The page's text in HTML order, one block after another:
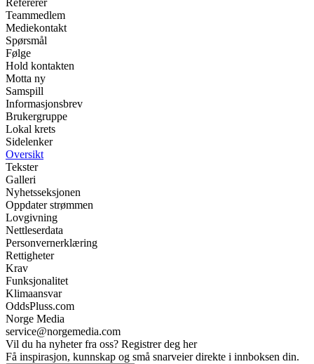
Refererer
Teammedlem
Mediekontakt
Spørsmål
Følge
Hold kontakten
Motta ny
Samspill
Informasjonsbrev
Brukergruppe
Lokal krets
Sidelenker
Oversikt
Tekster
Galleri
Nyhetsseksjonen
Oppdater strømmen
Lovgivning
Nettleserdata
Personvernerklæring
Rettigheter
Krav
Funksjonalitet
Klimaansvar
OddsPluss.com
Norge Media
service@norgemedia.com
Vil du ha nyheter fra oss? Registrer deg her
Få inspirasjon, kunnskap og små snarveier direkte i innboksen din.